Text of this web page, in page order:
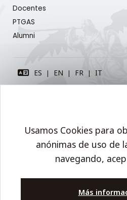
Docentes
PTGAS
Alumni
Cookies
Usamos Cookies para
anónimas de uso de
navegando,
Más .